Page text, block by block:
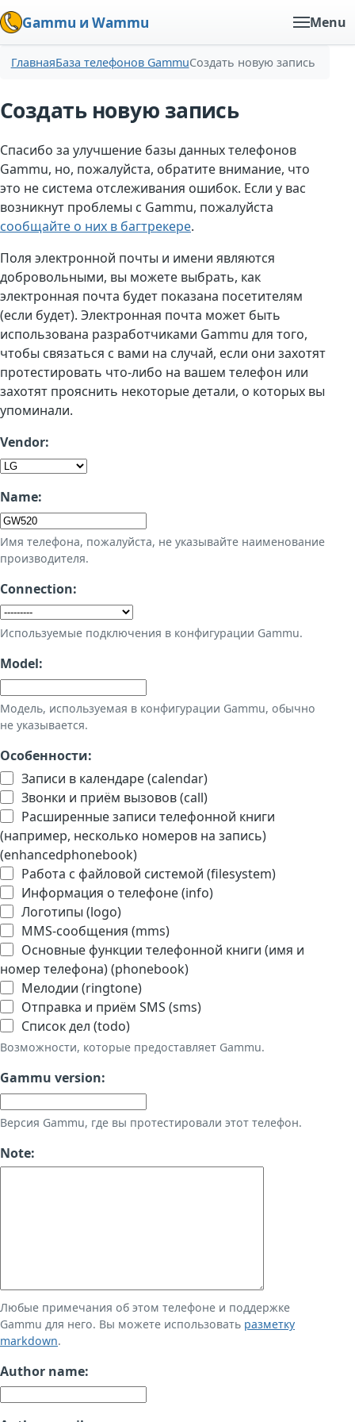
Gammu и Wammu Menu
ГлавнаяБаза телефонов GammuСоздать новую запись
Создать новую запись
Спасибо за улучшение базы данных телефонов
Gammu, но, пожалуйста, обратите внимание, что
это не система отслеживания ошибок. Если у вас
возникнут проблемы с Gammu, пожалуйста
сообщайте о них в багтрекере.
Поля электронной почты и имени являются
добровольными, вы можете выбрать, как
электронная почта будет показана посетителям
(если будет). Электронная почта может быть
использована разработчиками Gammu для того,
чтобы связаться с вами на случай, если они захотят
протестировать что-либо на вашем телефон или
захотят прояснить некоторые детали, о которых вы
упоминали.
Vendor:
Name:
Имя телефона, пожалуйста, не указывайте наименование
производителя.
Connection:
Используемые подключения в конфигурации Gammu.
Model:
Модель, используемая в конфигурации Gammu, обычно
не указывается.
Особенности:
Записи в календаре (calendar)
Звонки и приём вызовов (call)
Расширенные записи телефонной книги
(например, несколько номеров на запись)
(enhancedphonebook)
Работа с файловой системой (filesystem)
Информация о телефоне (info)
Логотипы (logo)
MMS-сообщения (mms)
Основные функции телефонной книги (имя и
номер телефона) (phonebook)
Мелодии (ringtone)
Отправка и приём SMS (sms)
Список дел (todo)
Возможности, которые предоставляет Gammu.
Gammu version:
Версия Gammu, где вы протестировали этот телефон.
Note:
Любые примечания об этом телефоне и поддержке
Gammu для него. Вы можете использовать разметку
markdown.
Author name: